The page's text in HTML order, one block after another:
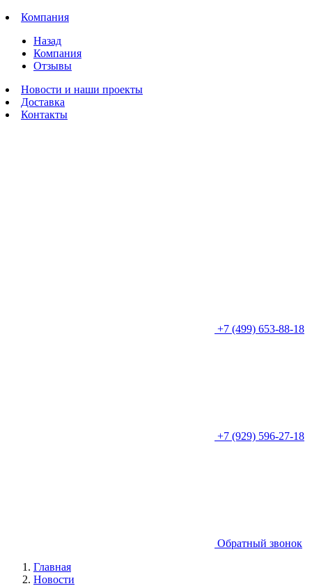
Компания
Назад
Компания
Отзывы
Новости и наши проекты
Доставка
Контакты
+7 (499) 653-88-18
+7 (929) 596-27-18
Обратный звонок
Главная
Новости